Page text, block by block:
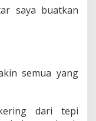
saya buatkan
semua yang
dari tepi